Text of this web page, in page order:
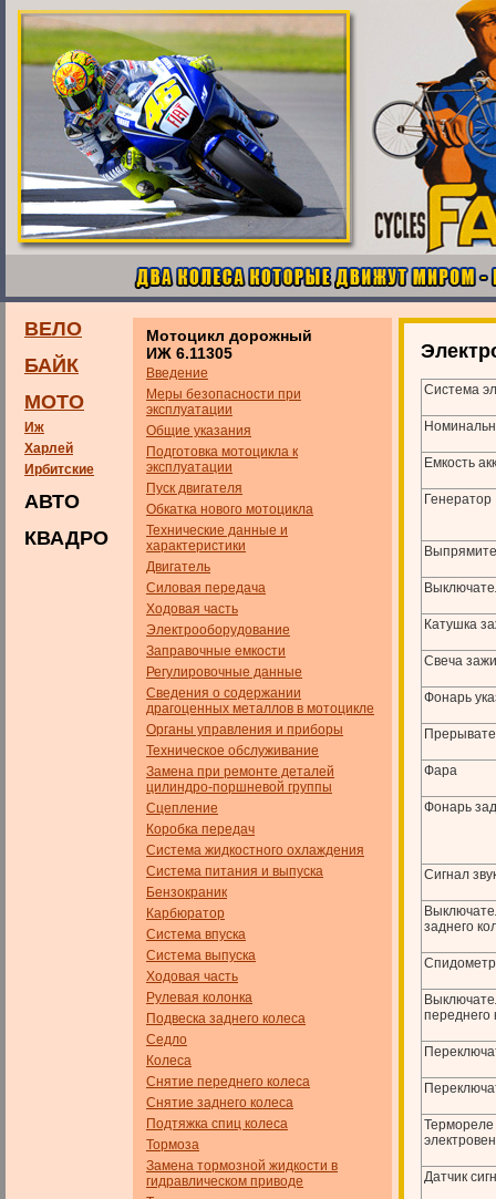
ВЕЛО
БАЙК
МОТО
Иж
Харлей
Ирбитские
АВТО
КВАДРО
Мотоцикл дорожный
ИЖ 6.11305
Введение
Меры безопасности при
эксплуатации
Общие указания
Подготовка мотоцикла к
эксплуатации
Пуск двигателя
Обкатка нового мотоцикла
Технические данные и
характеристики
Двигатель
Силовая передача
Ходовая часть
Электрооборудование
Заправочные емкости
Регулировочные данные
Сведения о содержании
драгоценных металлов в мотоцикле
Органы управления и приборы
Техническое обслуживание
Замена при ремонте деталей
цилиндро-поршневой группы
Сцепление
Коробка передач
Система жидкостного охлаждения
Система питания и выпуска
Бензокраник
Карбюратор
Система впуска
Система выпуска
Ходовая часть
Рулевая колонка
Подвеска заднего колеса
Седло
Колеса
Снятие переднего колеса
Снятие заднего колеса
Подтяжка спиц колеса
Тормоза
Замена тормозной жидкости в
гидравлическом приводе
Система
Емкость
Генератор
Катушка
Свеча
Фонарь
Фара
Фонарь
Сигнал
заднего
Спидометр
переднего
Датчик